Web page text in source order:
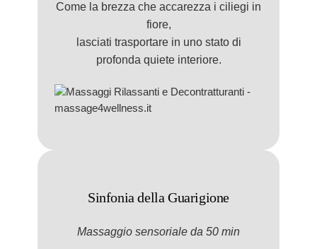
Come la brezza che accarezza i ciliegi in
fiore,
lasciati trasportare in uno stato di
profonda quiete interiore.
Sinfonia della Guarigione
Massaggio sensoriale da 50 min